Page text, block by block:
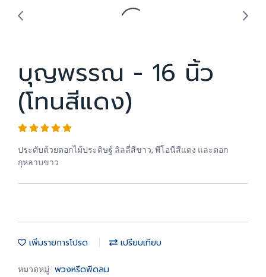
บุญพรรณ - 16 นิ้ว
(โทนสีแดง)
ประดับด้วยดอกไม้ประดิษฐ์ ลิลลี่สีขาว, พีโอนีสีแดง และดอก
กุหลาบขาว
เพิ่มรายการโปรด เปรียบเทียบ
หมวดหมู่ : พวงหรีดพีดลม